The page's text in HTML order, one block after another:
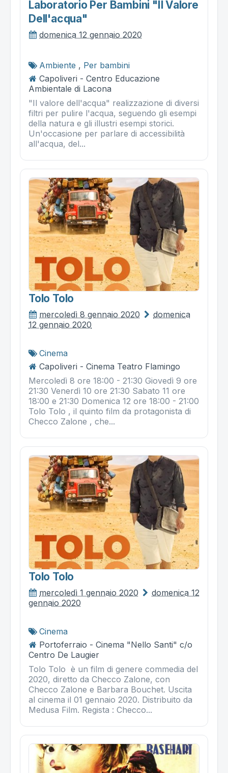
Laboratorio Per Bambini "il Valore
Dell'acqua"
domenica 12 gennaio 2020
Ambiente , Per bambini
Capoliveri - Centro Educazione
Ambientale di Lacona
"Il valore dell'acqua" realizzazione di diversi
filtri per pulire l'acqua, seguendo gli esempi
della natura e gli illustri esempi storici.
Un'occasione per parlare di accessibilità
all'acqua, del...
Tolo Tolo
mercoledì 8 gennaio 2020
domenica
12 gennaio 2020
Cinema
Capoliveri - Cinema Teatro Flamingo
Mercoledì 8 ore 18:00 - 21:30 Giovedì 9 ore
21:30 Venerdì 10 ore 21:30 Sabato 11 ore
18:00 e 21:30 Domenica 12 ore 18:00 - 21:00
Tolo Tolo , il quinto film da protagonista di
Checco Zalone , che...
Tolo Tolo
mercoledì 1 gennaio 2020
domenica 12
gennaio 2020
Cinema
Portoferraio - Cinema "Nello Santi" c/o
Centro De Laugier
Tolo Tolo è un film di genere commedia del
2020, diretto da Checco Zalone, con
Checco Zalone e Barbara Bouchet. Uscita
al cinema il 01 gennaio 2020. Distribuito da
Medusa Film. Regista : Checco...